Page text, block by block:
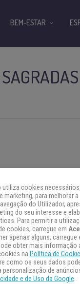
BEM-ESTAR
utiliza cookies necessários,
para melhorar a
do Utilizador,
do seu interesse e
Para permitir a
cookies, carregue em
apenas alguns, carregue
obter mais informação
na Política de
como os seus dados
personalização de
e de Uso da Google.